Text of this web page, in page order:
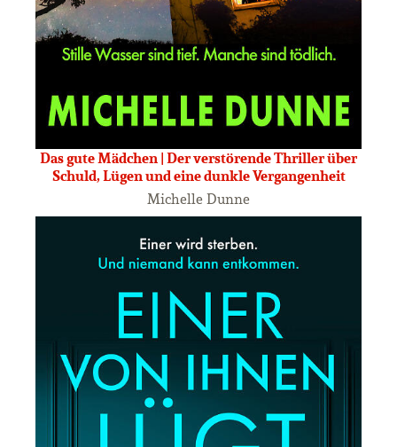
Das gute Mädchen | Der verstörende Thriller über
Schuld, Lügen und eine dunkle Vergangenheit
Michelle Dunne